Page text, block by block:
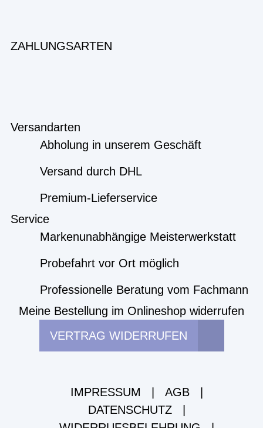
ZAHLUNGSARTEN
Versandarten
Abholung in unserem Geschäft
Versand durch DHL
Premium-Lieferservice
Service
Markenunabhängige Meisterwerkstatt
Probefahrt vor Ort möglich
Professionelle Beratung vom Fachmann
Meine Bestellung im Onlineshop widerrufen
VERTRAG WIDERRUFEN
IMPRESSUM AGB
DATENSCHUTZ